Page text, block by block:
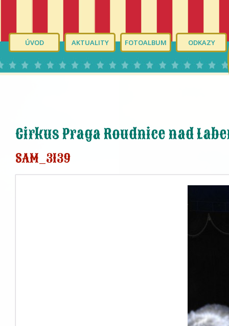
ÚVOD AKTUALITY FOTOALBUM ODKAZY
Cirkus Praga Roudnice nad
SAM_3139